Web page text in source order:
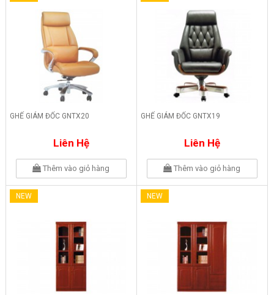
GHẾ GIÁM ĐỐC GNTX20
Liên Hệ
Thêm vào giỏ hàng
GHẾ GIÁM ĐỐC GNTX19
Liên Hệ
Thêm vào giỏ hàng
NEW NEW